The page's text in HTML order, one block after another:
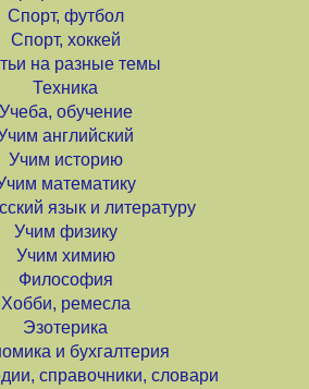
Спорт, футбол
Спорт, хоккей
на разные темы
Техника
Учеба, обучение
английский
Учим историю
математику
язык и литературу
Учим физику
Учим химию
Философия
Хобби, ремесла
Эзотерика
и бухгалтерия
справочники, словари